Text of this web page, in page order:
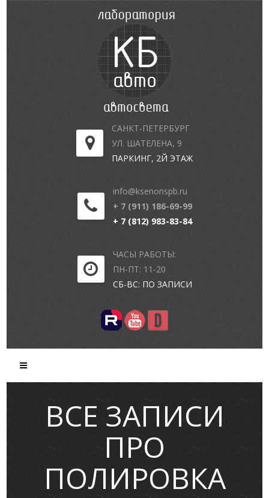
САНКТ-ПЕТЕРБУРГ
УЛ. ШАТЕЛЕНА, 9
ПАРКИНГ, 2Й ЭТАЖ
info@ksenonspb.ru
+ 7 (911) 186-69-99
+ 7 (812) 983-83-84
ЧАСЫ РАБОТЫ:
ПН-ПТ: 11-20
СБ-ВС: ПО ЗАПИСИ
ВСЕ ЗАПИСИ
ПРО
ПОЛИРОВКА